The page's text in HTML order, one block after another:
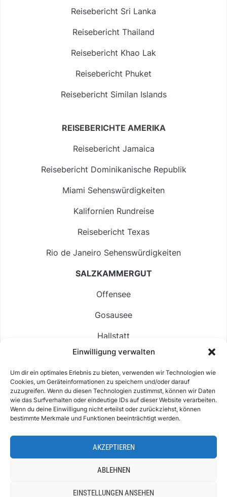
Einwilligung verwalten
Um dir ein optimales Erlebnis zu bieten, verwenden wir Technologien wie
Cookies, um Geräteinformationen zu speichern und/oder darauf
zuzugreifen. Wenn du diesen Technologien zustimmst, können wir Daten
wie das Surfverhalten oder eindeutige IDs auf dieser Website verarbeiten.
Wenn du deine Einwilligung nicht erteilst oder zurückziehst, können
bestimmte Merkmale und Funktionen beeinträchtigt werden.
AKZEPTIEREN
ABLEHNEN
EINSTELLUNGEN ANSEHEN
Reisebericht Sri Lanka
Reisebericht Thailand
Reisebericht Khao Lak
Reisebericht Phuket
Reisebericht Similan Islands
REISEBERICHTE AMERIKA
Reisebericht Jamaica
Reisebericht Dominikanische Republik
Miami Sehenswürdigkeiten
Kalifornien Rundreise
Reisebericht Texas
Rio de Janeiro Sehenswürdigkeiten
SALZKAMMERGUT
Offensee
Gosausee
Hallstatt
Langbathsee
Altausseer See
Hintersee
IMPRESSUM & KONTAKT